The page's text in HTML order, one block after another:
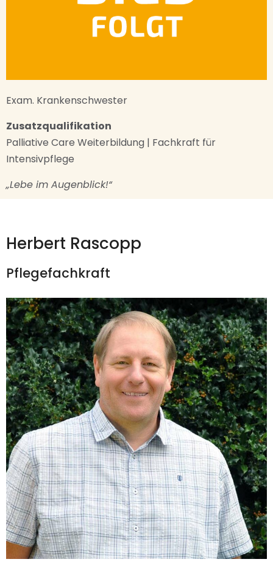
Exam. Krankenschwester
Zusatzqualifikation
Palliative Care Weiterbildung | Fachkraft für
Intensivpflege
„Lebe im Augenblick!“
Herbert Rascopp
Pflegefachkraft